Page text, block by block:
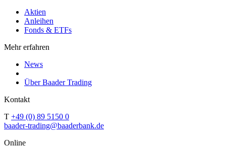
Aktien
Anleihen
Fonds & ETFs
Mehr erfahren
News
Über Baader Trading
Kontakt
T +49 (0) 89 5150 0
baader-trading@baaderbank.de
Online